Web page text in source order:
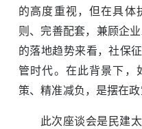
的高度重视，但在具体
则、完善配套，兼顾企
的落地趋势来看，社保
管时代。在此背景下，
策、精准减负，是摆在
此次座谈会是民建